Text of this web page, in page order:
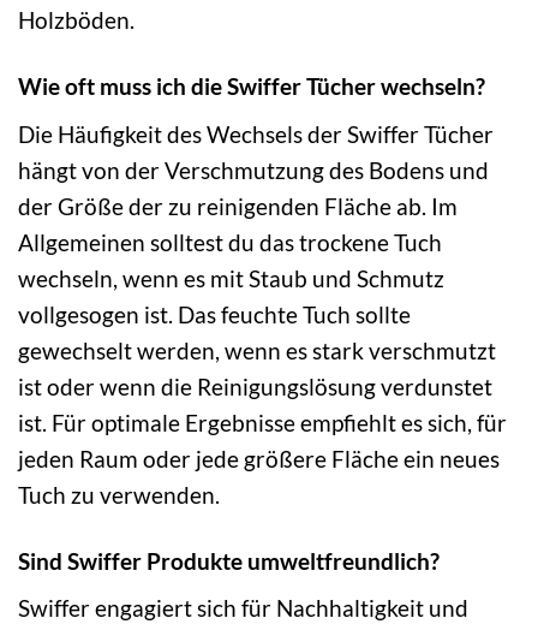
Holzböden.
Wie oft muss ich die Swiffer Tücher wechseln?
Die Häufigkeit des Wechsels der Swiffer Tücher
hängt von der Verschmutzung des Bodens und
der Größe der zu reinigenden Fläche ab. Im
Allgemeinen solltest du das trockene Tuch
wechseln, wenn es mit Staub und Schmutz
vollgesogen ist. Das feuchte Tuch sollte
gewechselt werden, wenn es stark verschmutzt
ist oder wenn die Reinigungslösung verdunstet
ist. Für optimale Ergebnisse empfiehlt es sich, für
jeden Raum oder jede größere Fläche ein neues
Tuch zu verwenden.
Sind Swiffer Produkte umweltfreundlich?
Swiffer engagiert sich für Nachhaltigkeit und